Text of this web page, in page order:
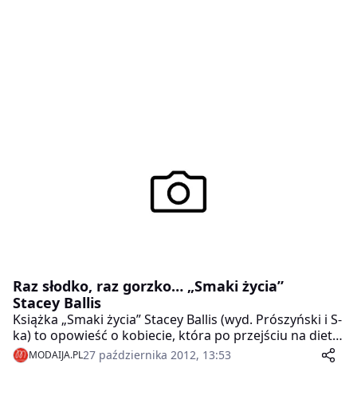
Raz słodko, raz gorzko… „Smaki życia”
Stacey Ballis
Książka „Smaki życia” Stacey Ballis (wyd. Prószyński i S-
ka) to opowieść o kobiecie, która po przejściu na dietę
straciła zbędne kilogramy (i męża), ale nie apetyt na
życie.
MODAIJA.PL27 października 2012, 13:53